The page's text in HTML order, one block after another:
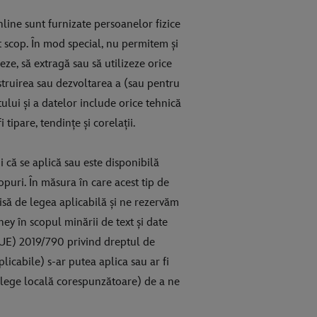
sunt furnizate persoanelor fizice
În mod special, nu permitem și
să extragă sau să utilizeze orice
sau dezvoltarea a (sau pentru
și a datelor include orice tehnică
tipare, tendințe și corelații.
se aplică sau este disponibilă
În măsura în care acest tip de
de legea aplicabilă și ne rezervăm
în scopul minării de text și date
2019/790 privind dreptul de
s-ar putea aplica sau ar fi
locală corespunzătoare) de a ne